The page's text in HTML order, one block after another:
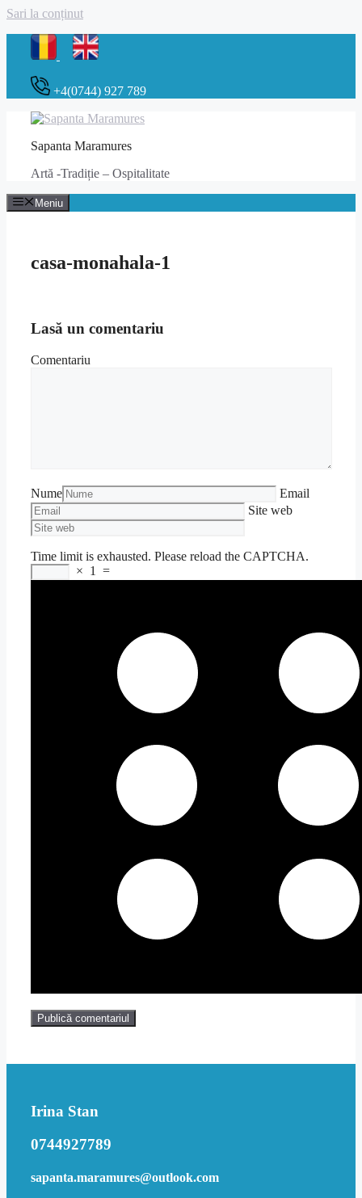
Sari la conținut
+4(0744) 927 789
Sapanta Maramures
Artă -Tradiție – Ospitalitate
Meniu
casa-monahala-1
Lasă un comentariu
Comentariu
Nume
Email
Site web
Time limit is exhausted. Please reload the CAPTCHA.
× 1 =
Irina Stan
0744927789
sapanta.maramures@outlook.com